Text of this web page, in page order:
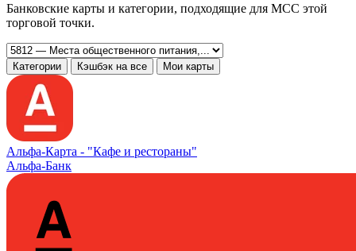
Банковские карты и категории, подходящие для MCC этой
торговой точки.
Категории Кэшбэк на все Мои карты
Альфа‑Карта - "Кафе и рестораны"
Альфа-Банк